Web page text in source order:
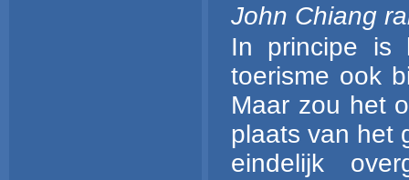
John Chiang
In principe is
toerisme ook
Maar zou het
plaats van het
eindelijk